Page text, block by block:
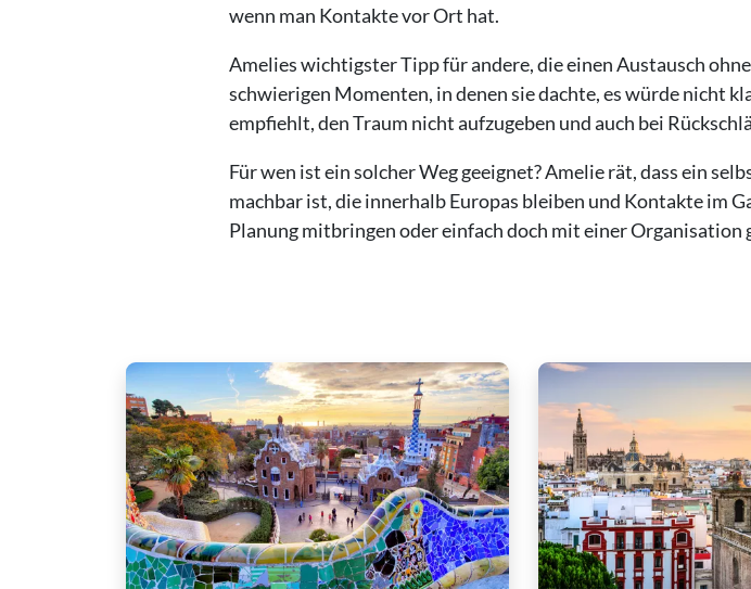
wenn man Kontakte vor Ort hat.
Amelies wichtigster Tipp für andere, die einen Austausch
schwierigen Momenten, in denen sie dachte, es würde nicht
empfiehlt, den Traum nicht aufzugeben und auch bei
Für wen ist ein solcher Weg geeignet? Amelie rät, dass ein
machbar ist, die innerhalb Europas bleiben und Kontakte im
Planung mitbringen oder einfach doch mit einer Organisation